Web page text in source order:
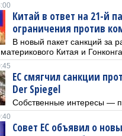
Китай в ответ на 21-й
ограничения против
В новый пакет санкций за
Китая и Гонконга.
ЕС смягчил санкции
Der Spiegel
Собственные интересы —
Совет ЕС объявил о